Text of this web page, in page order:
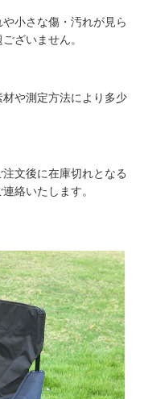
小さな傷・汚れが見ら
ざいません。
や測定方法により多少
文後に在庫切れとなる
絡いたします。